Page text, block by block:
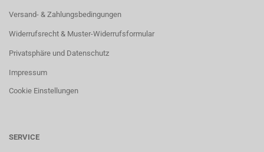
Versand- & Zahlungsbedingungen
Widerrufsrecht & Muster-Widerrufsformular
Privatsphäre und Datenschutz
Impressum
Cookie Einstellungen
SERVICE